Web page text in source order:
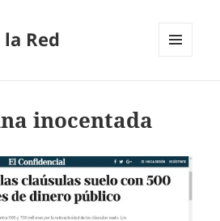
Red
inocentada